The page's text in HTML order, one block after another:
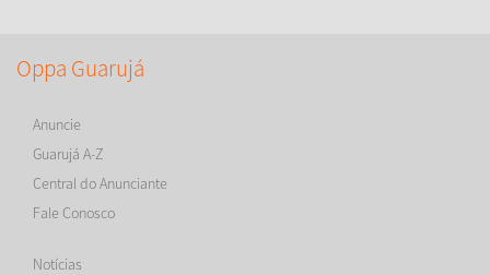
Oppa Guarujá
Anuncie
Guarujá A-Z
Central do Anunciante
Fale Conosco
Notícias